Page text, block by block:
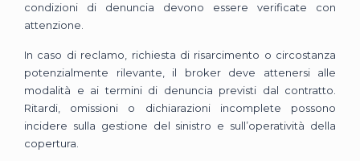
condizioni di denuncia devono essere verificate con
attenzione.
In caso di reclamo, richiesta di risarcimento o circostanza
potenzialmente rilevante, il broker deve attenersi alle
modalità e ai termini di denuncia previsti dal contratto.
Ritardi, omissioni o dichiarazioni incomplete possono
incidere sulla gestione del sinistro e sull’operatività della
copertura.